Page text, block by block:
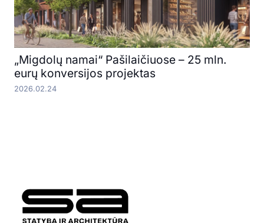
„Migdolų namai“ Pašilaičiuose – 25 mln.
eurų konversijos projektas
2026.02.24